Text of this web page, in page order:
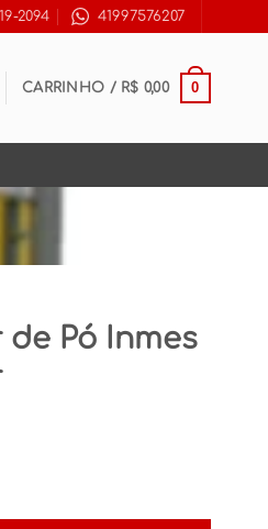
2094 41997576207
CARRINHO / R$ 0,00 0
Pó Inmes